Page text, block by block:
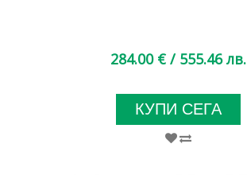
284.00 € / 555.46 лв.
КУПИ СЕГА